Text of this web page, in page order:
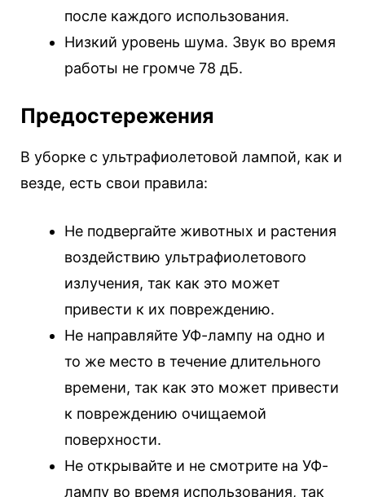
после каждого использования.
Низкий уровень шума. Звук во время
работы не громче 78 дБ.
Предостережения
В уборке с ультрафиолетовой лампой, как и
везде, есть свои правила:
Не подвергайте животных и растения
воздействию ультрафиолетового
излучения, так как это может
привести к их повреждению.
Не направляйте УФ-лампу на одно и
то же место в течение длительного
времени, так как это может привести
к повреждению очищаемой
поверхности.
Не открывайте и не смотрите на УФ-
лампу во время использования, так